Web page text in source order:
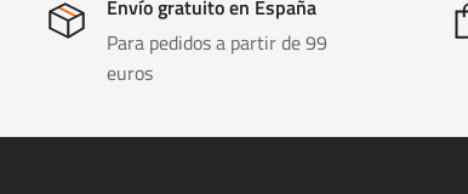
Envío gratuito en España
Para pedidos a partir de 99
euros